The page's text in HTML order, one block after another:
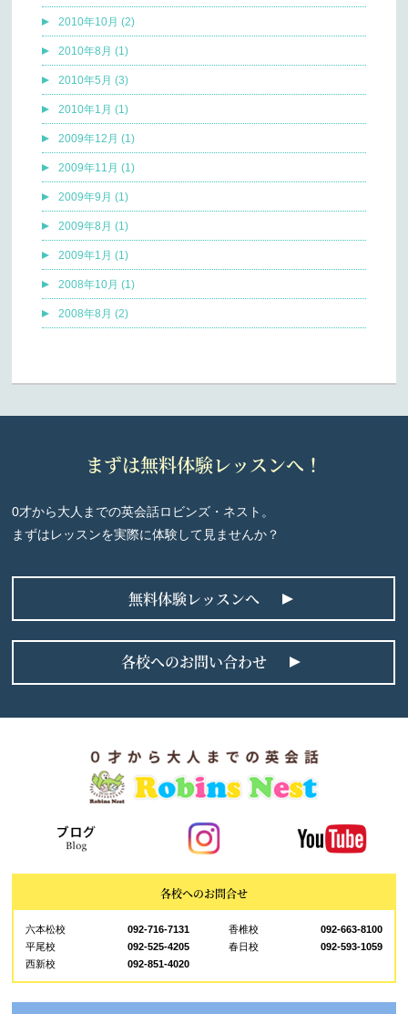
2010年10月 (2)
2010年8月 (1)
2010年5月 (3)
2010年1月 (1)
2009年12月 (1)
2009年11月 (1)
2009年9月 (1)
2009年8月 (1)
2009年1月 (1)
2008年10月 (1)
2008年8月 (2)
まずは無料体験レッスンへ！
0才から大人までの英会話ロビンズ・ネスト。
まずはレッスンを実際に体験して見ませんか？
無料体験レッスンへ
各校へのお問い合わせ
各校へのお問合せ
六本松校 092-716-7131 香椎校
092-663-8100
平尾校
092-525-4205 春日校
092-593-1059
西新校
092-851-4020